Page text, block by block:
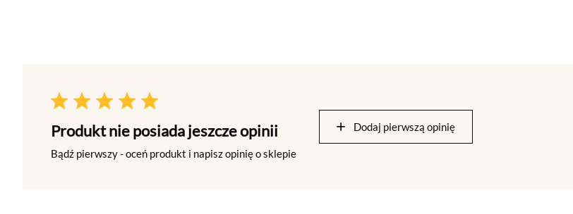
Produkt nie posiada jeszcze opinii
Bądź pierwszy - oceń produkt i napisz opinię o sklepie
Dodaj pierwszą opinię